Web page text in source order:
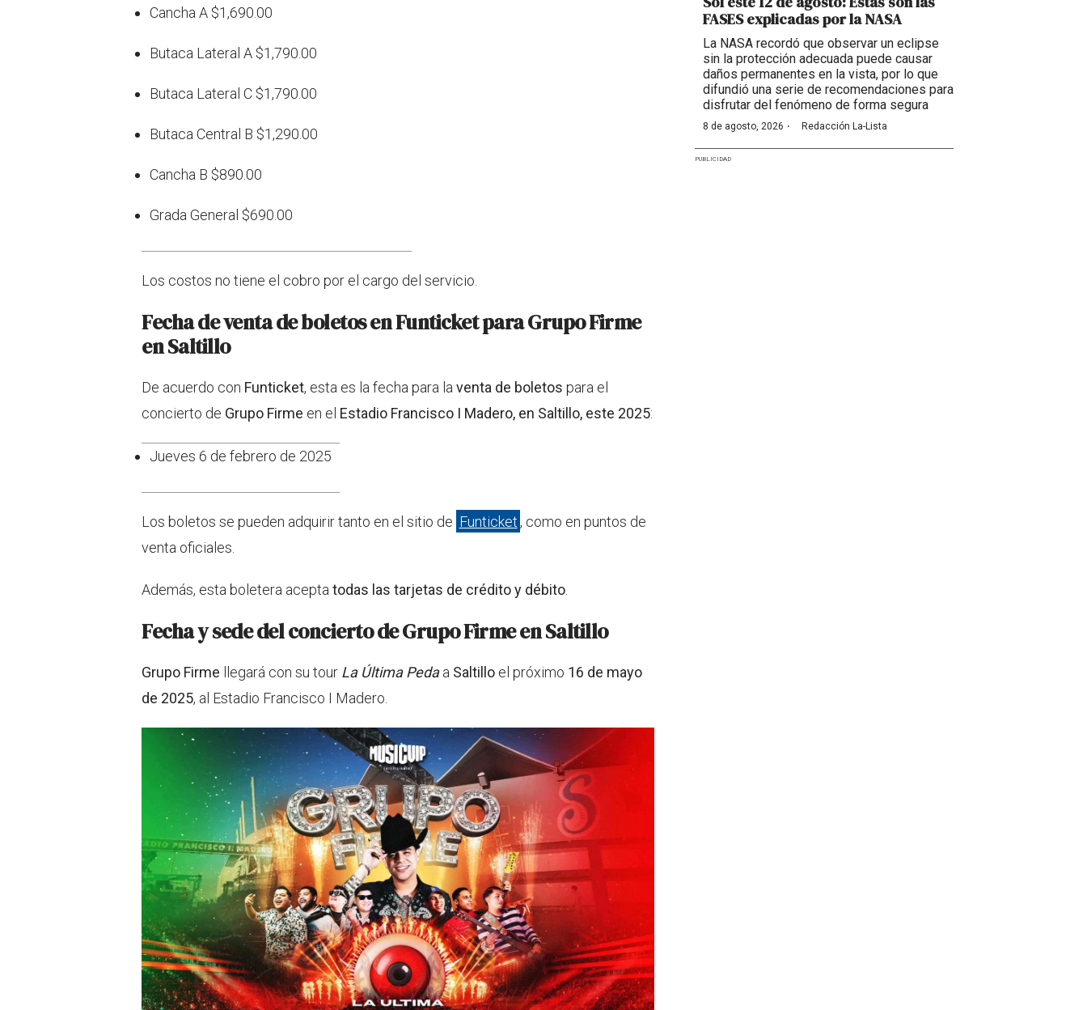
Cancha A $1,690.00
Butaca Lateral A $1,790.00
Butaca Lateral C $1,790.00
Butaca Central B $1,290.00
Cancha B $890.00
Grada General $690.00
Los costos no tiene el cobro por el cargo del servicio.
Fecha de venta de boletos en Funticket para Grupo Firme
en Saltillo
De acuerdo con Funticket, esta es la fecha para la venta de boletos para el
concierto de Grupo Firme en el Estadio Francisco I Madero, en Saltillo, este 2025:
Jueves 6 de febrero de 2025
Los boletos se pueden adquirir tanto en el sitio de Funticket, como en puntos de
venta oficiales.
Además, esta boletera acepta todas las tarjetas de crédito y débito
Fecha y sede del concierto de Grupo Firme en Saltillo
Grupo Firme llegará con su tour La Última Pedaa Saltillo el próximo 16 de mayo
de 2025, al Estadio Francisco I Madero.
FASES explicadas por la NASA
La NASA recordó que observar un eclipse
sin la protección adecuada puede causar
daños permanentes en la vista, por lo que
difundió una serie de recomendaciones para
disfrutar del fenómeno de forma segura
8 de agosto, 2026 · Redacción La-Lista
PUBLICIDAD